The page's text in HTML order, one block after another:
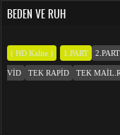
BEDEN VE RUH
( HD Kalite ) 1.PART 2.PART
VID TEK RAPID TEK